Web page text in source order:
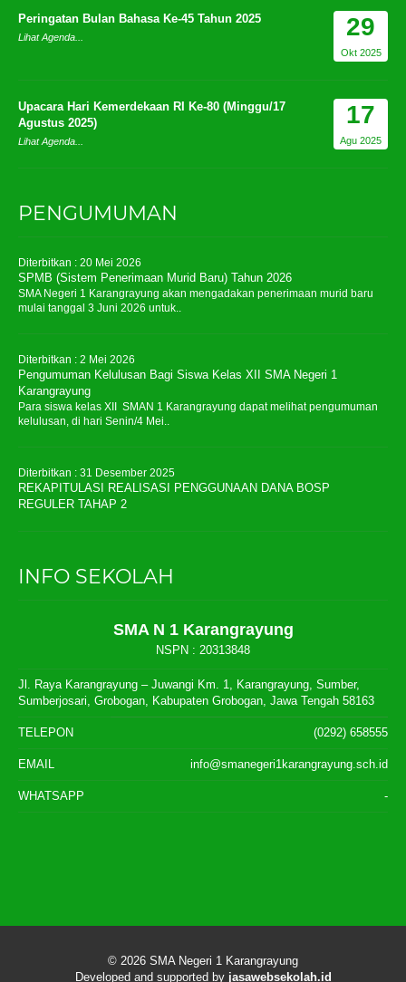
29
Okt 2025
Peringatan Bulan Bahasa Ke-45 Tahun 2025
Lihat Agenda...
17
Agu 2025
Upacara Hari Kemerdekaan RI Ke-80 (Minggu/17
Agustus 2025)
Lihat Agenda...
PENGUMUMAN
Diterbitkan : 20 Mei 2026
SPMB (Sistem Penerimaan Murid Baru) Tahun 2026
SMA Negeri 1 Karangrayung akan mengadakan penerimaan murid baru
mulai tanggal 3 Juni 2026 untuk..
Diterbitkan : 2 Mei 2026
Pengumuman Kelulusan Bagi Siswa Kelas XII SMA Negeri 1
Karangrayung
Para siswa kelas XII SMAN 1 Karangrayung dapat melihat pengumuman
kelulusan, di hari Senin/4 Mei..
Diterbitkan : 31 Desember 2025
REKAPITULASI REALISASI PENGGUNAAN DANA BOSP
REGULER TAHAP 2
INFO SEKOLAH
SMA N 1 Karangrayung
NSPN : 20313848
Jl. Raya Karangrayung – Juwangi Km. 1, Karangrayung, Sumber,
Sumberjosari, Grobogan, Kabupaten Grobogan, Jawa Tengah 58163
TELEPON (0292) 658555
EMAIL info@smanegeri1karangrayung.sch.id
WHATSAPP -
© 2026 SMA Negeri 1 Karangrayung
Developed and supported by jasawebsekolah.id